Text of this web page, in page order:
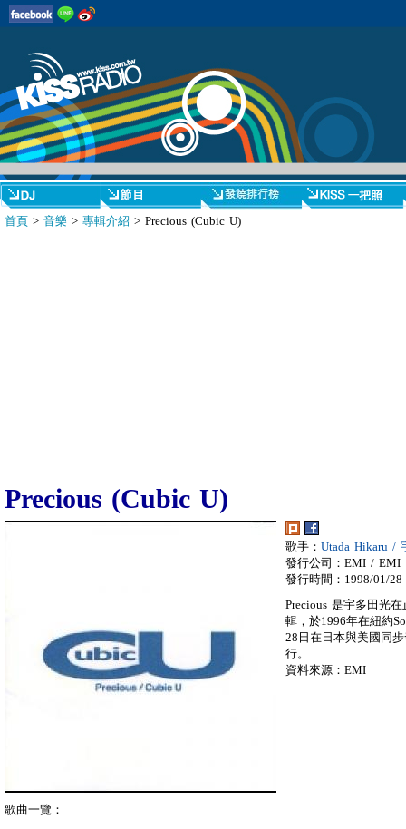
首頁 > 音樂 > 專輯介紹 > Precious (Cubic U)
Precious (Cubic U)
歌手： Utada Hikaru /
發行公司：EMI / EMI
發行時間：1998/01/28
Precious 是宇多田光
輯，於1996年在紐約
28日在日本與美國同
行。
資料來源：EMI
歌曲一覽：